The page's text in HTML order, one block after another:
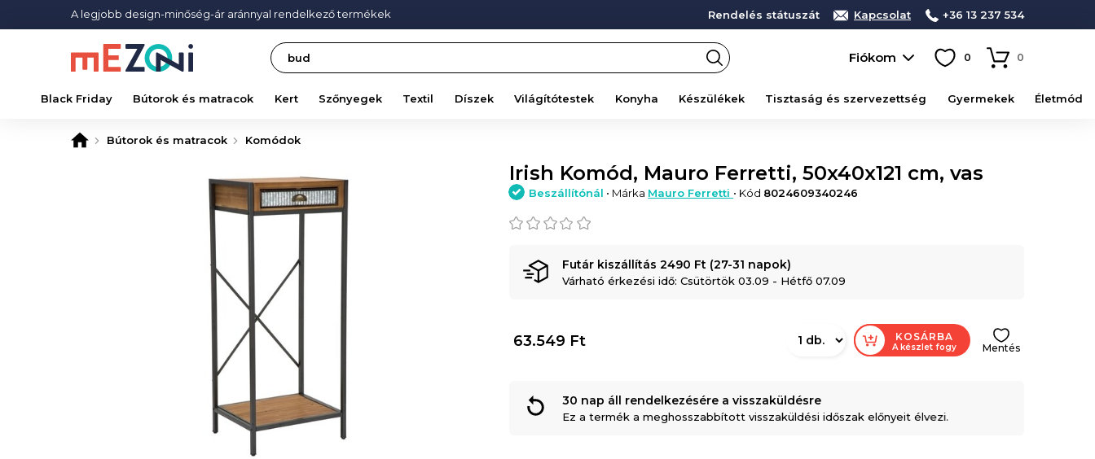
A legjobb design-minőség-ár aránnyal rendelkező termékek Rendelés státuszát Kapcsolat +36 13 237 534
Search Fiókom 0 0
Black Friday Bútorok és matracok Kert Szőnyegek Textil Díszek Világítótestek Konyha Készülékek Tisztaság és szervezettség Gyermekek Életmód
Bútorok és matracok Komódok
Irish Komód, Mauro Ferretti, 50x40x121 cm, vas
Beszállítónál • Márka Mauro Ferretti • Kód 8024609340246
Futár kiszállítás 2490 Ft (27-31 napok)
Várható érkezési idő: Csütörtök 03.09 - Hétfő 07.09
63.549 Ft KOSÁRBA
A készlet fogy Mentés
30 nap áll rendelkezésére a visszaküldésre
Ez a termék a meghosszabbított visszaküldési időszak előnyeit élvezi.